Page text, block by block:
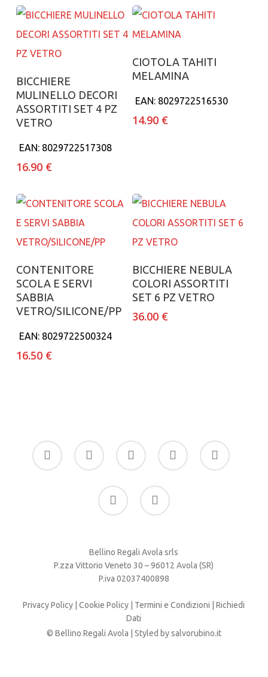
Aggiungi al carrello
BICCHIERE
MULINELLO DECORI
ASSORTITI SET 4 PZ
VETRO
EAN: 8029722517308
16.90 €
Aggiungi al carrello
CIOTOLA TAHITI
MELAMINA
EAN: 8029722516530
14.90 €
Aggiungi al carrello
CONTENITORE
SCOLA E SERVI
SABBIA
VETRO/SILICONE/PP
EAN: 8029722500324
16.50 €
Aggiungi al carrello
BICCHIERE NEBULA
COLORI ASSORTITI
SET 6 PZ VETRO
36.00 €
facebook
google-
plus
instagram whatsapp tiktok
phone email
Bellino Regali Avola srls
P.zza Vittorio Veneto 30 – 96012 Avola (SR)
P.iva 02037400898
Privacy Policy |Cookie Policy Termini e Condizioni |Richiedi
Dati
© Bellino Regali Avola | Styled bysalvorubino.it